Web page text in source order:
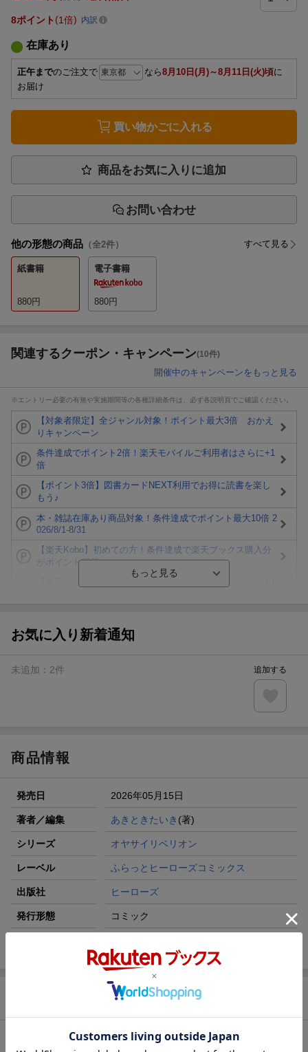
8ポイント 1倍 内訳
在庫あり
正午までのご注文で なら8月10日(月)～8月11日(火)頃に
お届け
買い物かごに入れる
商品をお気に入りに追加
お問い合わせ
他の形態の商品 （全2件） すべて見る
紙書籍
880円
電子書籍
880円
関連するクーポン・キャンペーン(10件)
開催中のキャンペーンをもっと見る
※エントリー必要の有無や実施期間等の各種詳細条件は、必ず各説明頁でご確認ください。
【対象者限定】全ジャンル対象！ポイント最大3倍 おかえ
りキャンペーン
条件達成でポイント2倍！楽天モバイルご利用者はさらに+1
倍
【ポイント3倍】図書カードNEXT利用でお得に読書を楽し
もう♪
本・雑誌在庫あり商品対象！条件達成でポイント最大10倍 2
026/8/1-8/31
【楽天Kobo】初めての方！条件達成で楽天ブックス購入分
がポイント20倍
ト山分け
エントリー＆3,000円以上購入で無料データSIM（3GB/月プ
楽天モバイル紹介キャンペーンの拡散で300円OFFクーポン
お気に入り新着通知
未追加： 2件 追加する
商品情報
発売日 2026年05月15日
著者／編集 あきときたいき (著)
シリーズ オヤサイリベリオン
レーベル ふらっとヒーローズコミックス
出版社 ヒーローズ
発行形態 コミック
内容紹介（出版社より）